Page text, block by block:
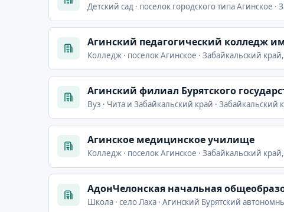
Детский сад · поселок городского типа Агинское
Агинский педагогический колледж
Колледж · поселок Агинское · Забайкальский
Агинский филиал Бурятского
Вуз · Чита и Забайкальский край ·
Агинское медицинское училище
Колледж · поселок Агинское · Забайкальский
АдонЧелонская начальная
Школа · село Лаха · Агинский Бурятский